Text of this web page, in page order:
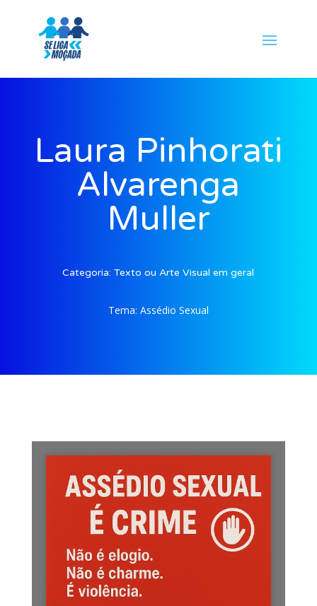
Laura Pinhorati
Alvarenga
Muller
Categoria:Texto ou Arte Visual em geral
Tema: Assédio Sexual